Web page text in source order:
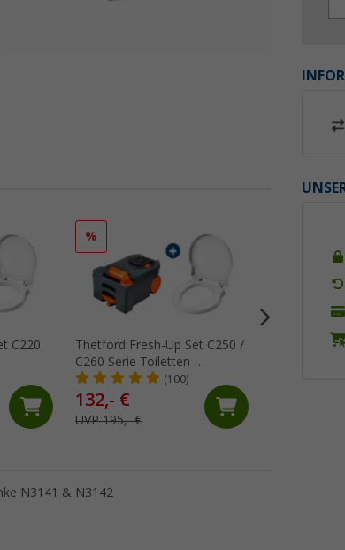
C220
%
Thetford Fresh-Up Set C250 /
C260 Serie Toiletten-
Aufbereitungsset 2 teilig
(100)
132,- €
UVP 195,- €
Thetford
N3141 & N3142